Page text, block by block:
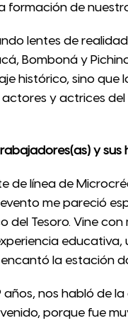
formación de
lentes de
Bomboná y
histórico, sino que
y actrices
y sus
de línea de
evento me pareció
Tesoro. Vine
la estación
nos habló de
porque fue